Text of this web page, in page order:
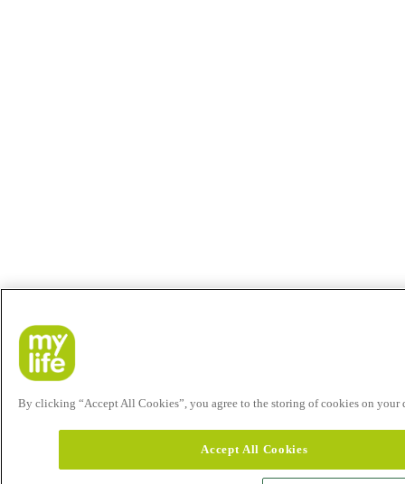
By clicking “Accept All Cookies”, you agree to the storing of cookies on your
Accept All Cookies